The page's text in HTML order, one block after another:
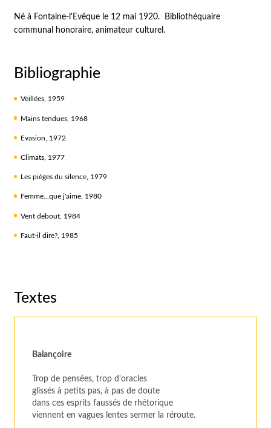
Né à Fontaine-l'Evêque le 12 mai 1920. Bibliothéquaire
communal honoraire, animateur culturel.
Bibliographie
Veillées, 1959
Mains tendues, 1968
Evasion, 1972
Climats, 1977
Les pièges du silence, 1979
Femme...que j'aime, 1980
Vent debout, 1984
Faut-il dire?, 1985
Textes
Balançoire
Trop de pensées, trop d'oracles
glissés à petits pas, à pas de doute
dans ces esprits faussés de rhétorique
viennent en vagues lentes sermer la réroute.